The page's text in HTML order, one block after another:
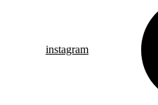
instagram